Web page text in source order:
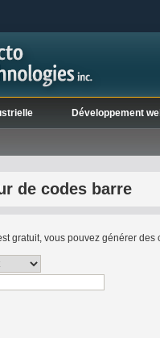
Développement
de codes barre
gratuit, vous pouvez générer